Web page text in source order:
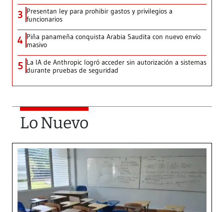
3 Presentan ley para prohibir gastos y privilegios a
funcionarios
4 Piña panameña conquista Arabia Saudita con nuevo envío
masivo
5 La IA de Anthropic logró acceder sin autorización a sistemas
durante pruebas de seguridad
Lo Nuevo